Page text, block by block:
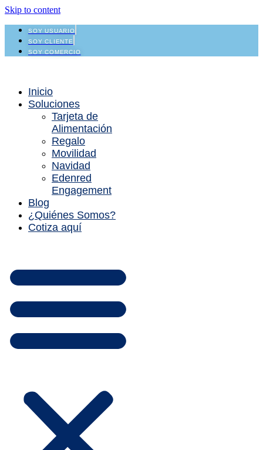
Skip to content
SOY USUARIO
SOY CLIENTE
SOY COMERCIO
Inicio
Soluciones
Tarjeta de
Alimentación
Regalo
Movilidad
Navidad
Edenred
Engagement
Blog
¿Quiénes Somos?
Cotiza aquí